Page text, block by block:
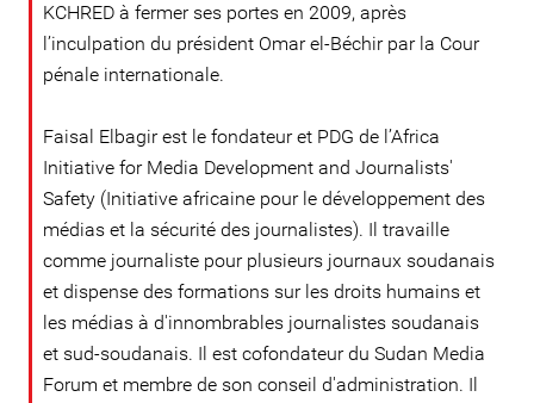
KCHRED à fermer ses portes en 2009, après
l’inculpation du président Omar el-Béchir par la Cour
pénale internationale.
Faisal Elbagir est le fondateur et PDG de l’Africa
Initiative for Media Development and Journalists'
Safety (Initiative africaine pour le développement des
médias et la sécurité des journalistes). Il travaille
comme journaliste pour plusieurs journaux soudanais
et dispense des formations sur les droits humains et
les médias à d'innombrables journalistes soudanais
et sud-soudanais. Il est cofondateur du Sudan Media
Forum et membre de son conseil d'administration. Il